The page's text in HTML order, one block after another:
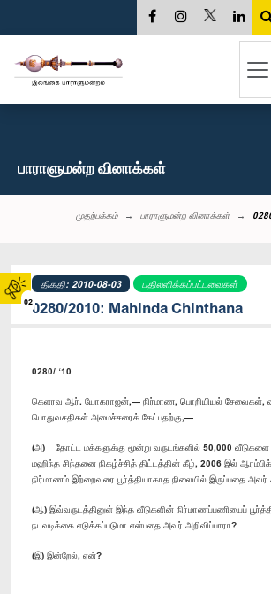
02
பாராளுமன்ற வினாக்கள்
முதற்பக்கம் பாராளுமன்ற வினாக்கள்
திகதி: 2010-08-03 பதிலளிக்கப்பட்டவைகள்
0280/2010: Mahinda Chinthana
0280/ ‘10
கெளரவ ஆர். யோகராஜன்,— நிர்மாண, பொறியியல் சேவைகள்,
பொதுவசதிகள் அமைச்சரைக் கேட்பதற்கு,—
(அ) தோட்ட மக்களுக்கு மூன்று வருடங்களில் 50,000 வீடுகளை
மஹிந்த சிந்தனை நிகழ்ச்சித் திட்டத்தின் கீழ், 2006 இல்
நிர்மாணம் இற்றைவரை பூர்த்தியாகாத நிலையில் இருப்பதை அவர்
(ஆ) இவ்வருடத்தினுள் இந்த வீடுகளின் நிர்மாணப்பணியைப்
நடவடிக்கை எடுக்கப்படுமா என்பதை அவர் அறிவிப்பாரா?
(இ) இன்றேல், ஏன்?